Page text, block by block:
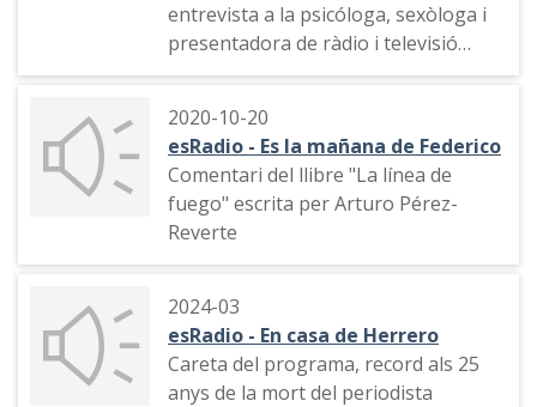
entrevista a la psicóloga, sexòloga i
presentadora de ràdio i televisió
Lorena Berdún
2020-10-20
esRadio - Es la mañana de Federico
Comentari del llibre "La línea de
fuego" escrita per Arturo Pérez-
Reverte
2024-03
esRadio - En casa de Herrero
Careta del programa, record als 25
anys de la mort del periodista